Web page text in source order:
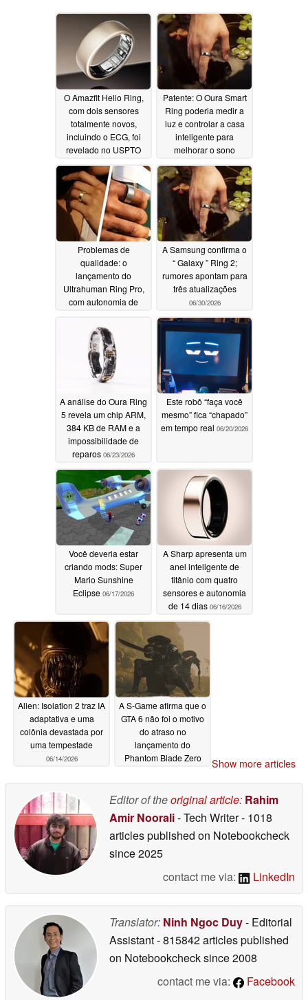
O Amazfit Helio Ring,
com dois sensores
totalmente novos,
incluindo o ECG, foi
revelado no USPTO
07/31/2026
Patente: O Oura Smart
Ring poderia medir a
luz e controlar a casa
inteligente para
melhorar o sono
07/17/2026
Problemas de
qualidade: o
lançamento do
Ultrahuman Ring Pro,
com autonomia de
atrasado07/03/2026
A Samsung confirma o
“ Galaxy ” Ring 2;
rumores apontam para
três atualizações
06/30/2026
A análise do Oura Ring
5 revela um chip ARM,
384 KB de RAM e a
impossibilidade de
reparos 06/23/2026
Este robô “faça você
mesmo” fica “chapado”
em tempo real 06/20/2026
Você deveria estar
criando mods: Super
Mario Sunshine
Eclipse 06/17/2026
A Sharp apresenta um
anel inteligente de
titânio com quatro
sensores e autonomia
de 14 dias 06/16/2026
Alien: Isolation 2 traz IA
adaptativa e uma
colônia devastada por
uma tempestade
06/14/2026
A S-Game afirma que o
GTA 6 não foi o motivo
do atraso no
lançamento do
Phantom Blade Zero
Show more articles
Editor of theoriginal article: Rahim
Amir Noorali- Tech Writer- 1018
articles published on Notebookcheck
since 2025
contact me via:
LinkedIn
Translator: Ninh Ngoc Duy- Editorial
Assistant- 815842 articles published
on Notebookchecksince 2008
contact me via:
Facebook